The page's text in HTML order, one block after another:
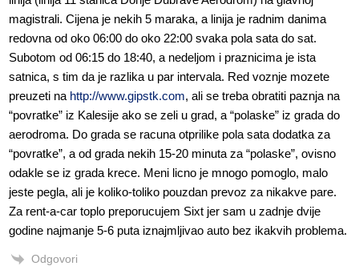
magistrali. Cijena je nekih 5 maraka, a linija je radnim danima
redovna od oko 06:00 do oko 22:00 svaka pola sata do sat.
Subotom od 06:15 do 18:40, a nedeljom i praznicima je ista
satnica, s tim da je razlika u par intervala. Red voznje mozete
preuzeti na http://www.gipstk.com, ali se treba obratiti paznja na
“povratke” iz Kalesije ako se zeli u grad, a “polaske” iz grada do
aerodroma. Do grada se racuna otprilike pola sata dodatka za
“povratke”, a od grada nekih 15-20 minuta za “polaske”, ovisno
odakle se iz grada krece. Meni licno je mnogo pomoglo, malo
jeste pegla, ali je koliko-toliko pouzdan prevoz za nikakve pare.
Za rent-a-car toplo preporucujem Sixt jer sam u zadnje dvije
godine najmanje 5-6 puta iznajmljivao auto bez ikakvih problema.
Odgovori